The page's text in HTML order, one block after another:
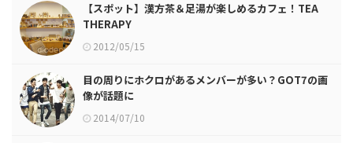
【スポット】漢方茶＆足湯が楽しめるカフェ！TEA
THERAPY
2012/05/15
目の周りにホクロがあるメンバーが多い？GOT7の画
像が話題に
2014/07/10